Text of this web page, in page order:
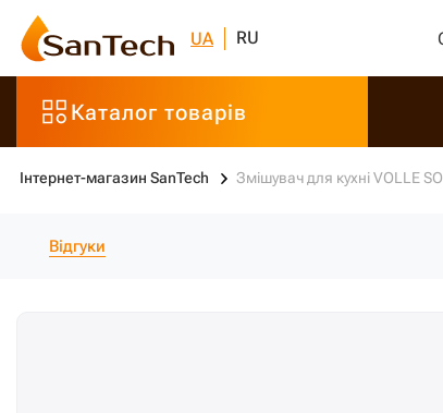
UA RU
Каталог товарів
Інтернет-магазин SanTech Змішувач для кухні VOLLE
Відгуки